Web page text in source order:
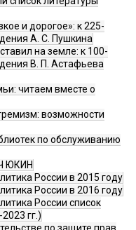
и дорогое»: к 225-
А. С. Пушкина
на земле: к 100-
В. П. Астафьева
читаем вместе о
возможности
по обслуживанию
ЮКИН
России в 2015 году
России в 2016 году
России список
гг.)